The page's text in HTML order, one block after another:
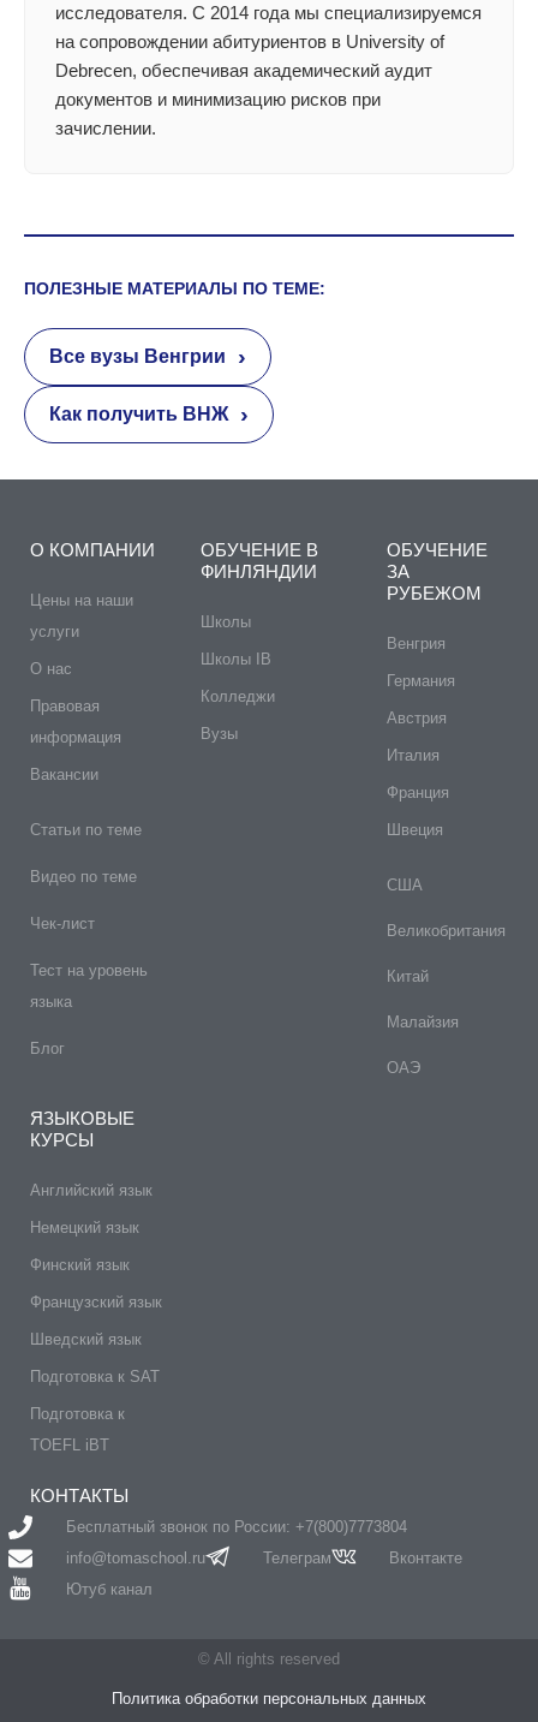
исследователя. С 2014 года мы специализируемся
на сопровождении абитуриентов в University of
Debrecen, обеспечивая академический аудит
документов и минимизацию рисков при
зачислении.
ПОЛЕЗНЫЕ МАТЕРИАЛЫ ПО ТЕМЕ:
Все вузы Венгрии ›
Как получить ВНЖ ›
О КОМПАНИИ
Цены на наши
услуги
О нас
Правовая
информация
Вакансии
Статьи по теме
Видео по теме
Чек-лист
Тест на уровень
языка
Блог
ОБУЧЕНИЕ В
ФИНЛЯНДИИ
Школы
Школы IB
Колледжи
Вузы
ОБУЧЕНИЕ
ЗА
РУБЕЖОМ
Венгрия
Германия
Австрия
Италия
Франция
Швеция
США
Великобритания
Китай
Малайзия
ОАЭ
ЯЗЫКОВЫЕ
КУРСЫ
Английский язык
Немецкий язык
Финский язык
Французский язык
Шведский язык
Подготовка к SAT
Подготовка к
TOEFL iBT
КОНТАКТЫ
Бесплатный звонок по России: +7(800)7773804
info@tomaschool.ru
Телеграм
Вконтакте
Ютуб канал
© All rights reserved
Политика обработки персональных данных